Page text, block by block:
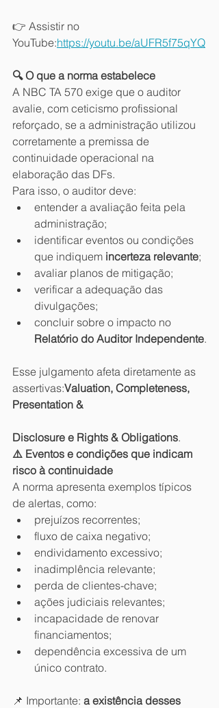
👉 Assistir no
YouTube:https://youtu.be/aUFR5f75qYQ
🔍 O que a norma estabelece
A NBC TA 570 exige que o auditor
avalie, com ceticismo profissional
reforçado, se a administração utilizou
corretamente a premissa de
continuidade operacional na
elaboração das DFs.
Para isso, o auditor deve:
entender a avaliação feita pela
administração;
identificar eventos ou condições
que indiquem incerteza relevante;
avaliar planos de mitigação;
verificar a adequação das
divulgações;
concluir sobre o impacto no
Relatório do Auditor Independente.
Esse julgamento afeta diretamente as
assertivas:Valuation, Completeness,
Presentation &
Disclosure e Rights & Obligations.
⚠️ Eventos e condições que indicam
risco à continuidade
A norma apresenta exemplos típicos
de alertas, como:
prejuízos recorrentes;
fluxo de caixa negativo;
endividamento excessivo;
inadimplência relevante;
perda de clientes-chave;
ações judiciais relevantes;
incapacidade de renovar
financiamentos;
dependência excessiva de um
único contrato.
📌 Importante: a existência desses